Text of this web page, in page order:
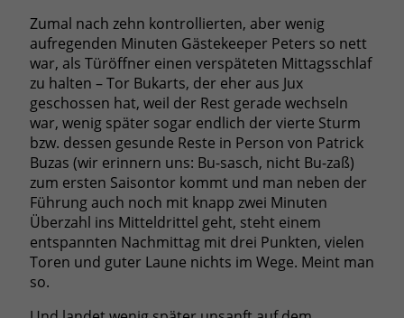
Zumal nach zehn kontrollierten, aber wenig
aufregenden Minuten Gästekeeper Peters so nett
war, als Türöffner einen verspäteten Mittagsschlaf
zu halten – Tor Bukarts, der eher aus Jux
geschossen hat, weil der Rest gerade wechseln
war, wenig später sogar endlich der vierte Sturm
bzw. dessen gesunde Reste in Person von Patrick
Buzas (wir erinnern uns: Bu-sasch, nicht Bu-zaß)
zum ersten Saisontor kommt und man neben der
Führung auch noch mit knapp zwei Minuten
Überzahl ins Mitteldrittel geht, steht einem
entspannten Nachmittag mit drei Punkten, vielen
Toren und guter Laune nichts im Wege. Meint man
so.